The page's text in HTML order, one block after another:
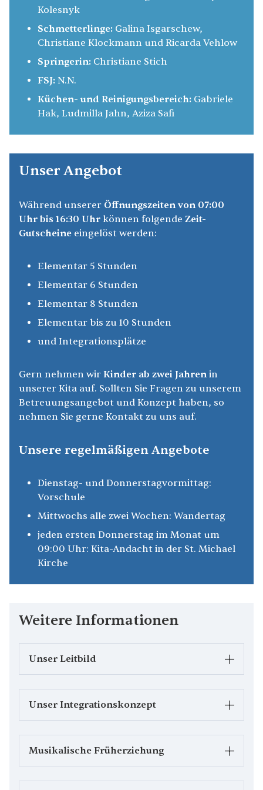
Kolesnyk
Schmetterlinge: Galina Isgarschew,
Christiane Klockmann und Ricarda Vehlow
Springerin: Christiane Stich
FSJ: N.N.
Küchen- und Reinigungsbereich: Gabriele
Hak, Ludmilla Jahn, Aziza Safi
Unser Angebot
Während unserer Öffnungszeiten von 07:00
Uhr bis 16:30 Uhr können folgende Zeit-
Gutscheine eingelöst werden:
Elementar 5 Stunden
Elementar 6 Stunden
Elementar 8 Stunden
Elementar bis zu 10 Stunden
und Integrationsplätze
Gern nehmen wir Kinder ab zwei Jahren in
unserer Kita auf. Sollten Sie Fragen zu unserem
Betreuungsangebot und Konzept haben, so
nehmen Sie gerne Kontakt zu uns auf.
Unsere regelmäßigen Angebote
Dienstag- und Donnerstagvormittag:
Vorschule
Mittwochs alle zwei Wochen: Wandertag
jeden ersten Donnerstag im Monat um
09:00 Uhr: Kita-Andacht in der St. Michael
Kirche
Weitere Informationen
Unser Leitbild
Ihr Kind steht bei uns im
Mittelpunkt!
Bei uns bist du gut aufgehoben!
Bei uns entdecken Sie, dass Kirche
gute Arbeit macht.
Unser Integrationskonzept
Kinder mit zusätzlichem Förderbedarf
werden bei uns in den Tagesgruppen von
Heilpädagog:innen betreut. Externe
Therapeut:innen, Logopäd:innen,
Musikalische Früherziehung
Haben Sie Interesse an der „Musikalischen